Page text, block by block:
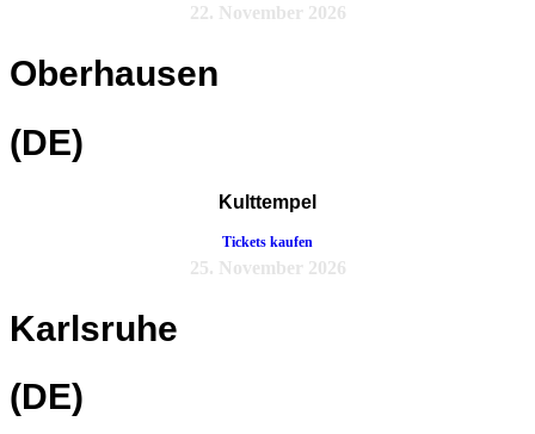
22. November 2026
Oberhausen
(DE)
Kulttempel
Tickets kaufen
25. November 2026
Karlsruhe
(DE)